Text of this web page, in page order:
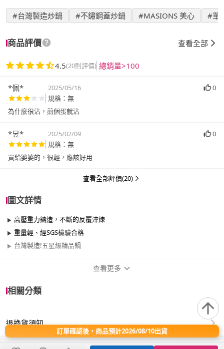
#台灣製造炒鍋 #不鏽鋼蓋炒鍋 #MASIONS 美心 #單
商品評價 查看全部
4.5(20則評價) 總銷量>100
*佩* 2025/05/16
0
規格：無
為什麼很沾，煎個蛋就沾
*昱* 2025/02/09
0
規格：無
買給婆婆的，很輕，應該好用
查看全部評價(20)
圖文詳情
高壓重力鑄造，不斷的反覆淬煉
重量輕、經SGS檢驗合格
台灣製造!五星級精品鍋
尺寸 30cm~34cm、35cm~40cm
查看更多
相關分類
退換貨須知
訂單確認後，商品預計2026/08/10出貨